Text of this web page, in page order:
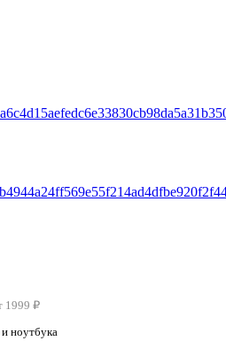
1999 ₽
ноутбука